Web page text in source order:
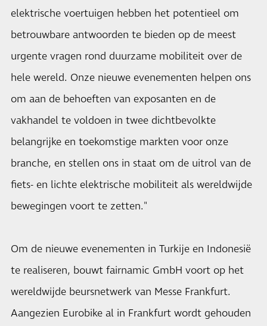
elektrische voertuigen hebben het potentieel om
betrouwbare antwoorden te bieden op de meest
urgente vragen rond duurzame mobiliteit over de
hele wereld. Onze nieuwe evenementen helpen ons
om aan de behoeften van exposanten en de
vakhandel te voldoen in twee dichtbevolkte
belangrijke en toekomstige markten voor onze
branche, en stellen ons in staat om de uitrol van de
fiets- en lichte elektrische mobiliteit als wereldwijde
bewegingen voort te zetten."
Om de nieuwe evenementen in Turkije en Indonesië
te realiseren, bouwt fairnamic GmbH voort op het
wereldwijde beursnetwerk van Messe Frankfurt.
Aangezien Eurobike al in Frankfurt wordt gehouden